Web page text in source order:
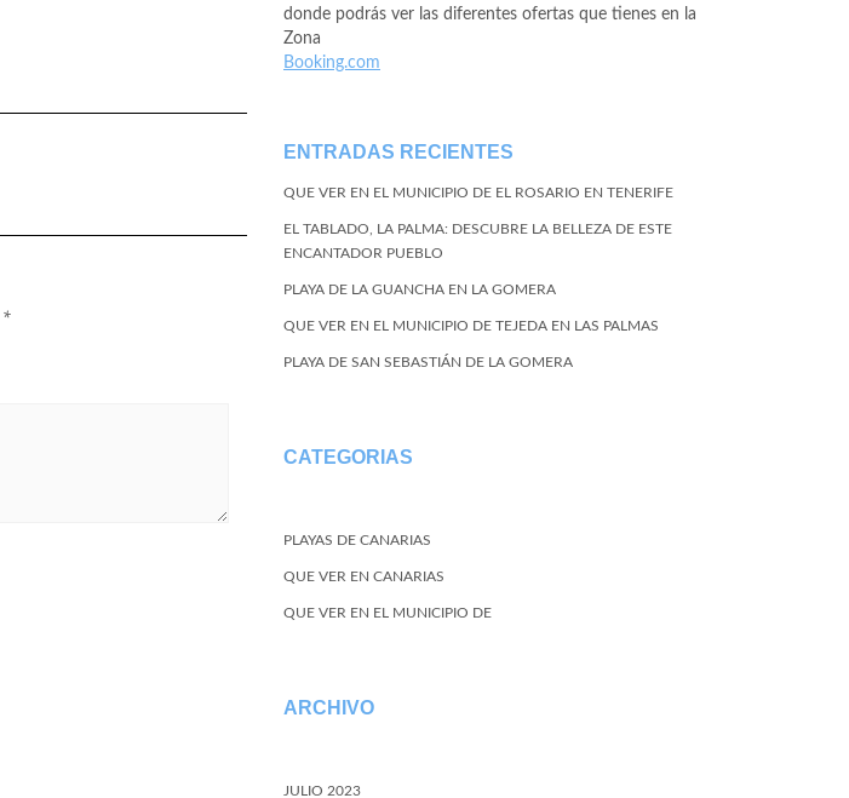
*
donde podrás ver las diferentes ofertas que tienes en la
Zona
Booking.com
ENTRADAS RECIENTES
QUE VER EN EL MUNICIPIO DE EL ROSARIO EN TENERIFE
EL TABLADO, LA PALMA: DESCUBRE LA BELLEZA DE ESTE
ENCANTADOR PUEBLO
PLAYA DE LA GUANCHA EN LA GOMERA
QUE VER EN EL MUNICIPIO DE TEJEDA EN LAS PALMAS
PLAYA DE SAN SEBASTIÁN DE LA GOMERA
CATEGORIAS
PLAYAS DE CANARIAS
QUE VER EN CANARIAS
QUE VER EN EL MUNICIPIO DE
ARCHIVO
JULIO 2023